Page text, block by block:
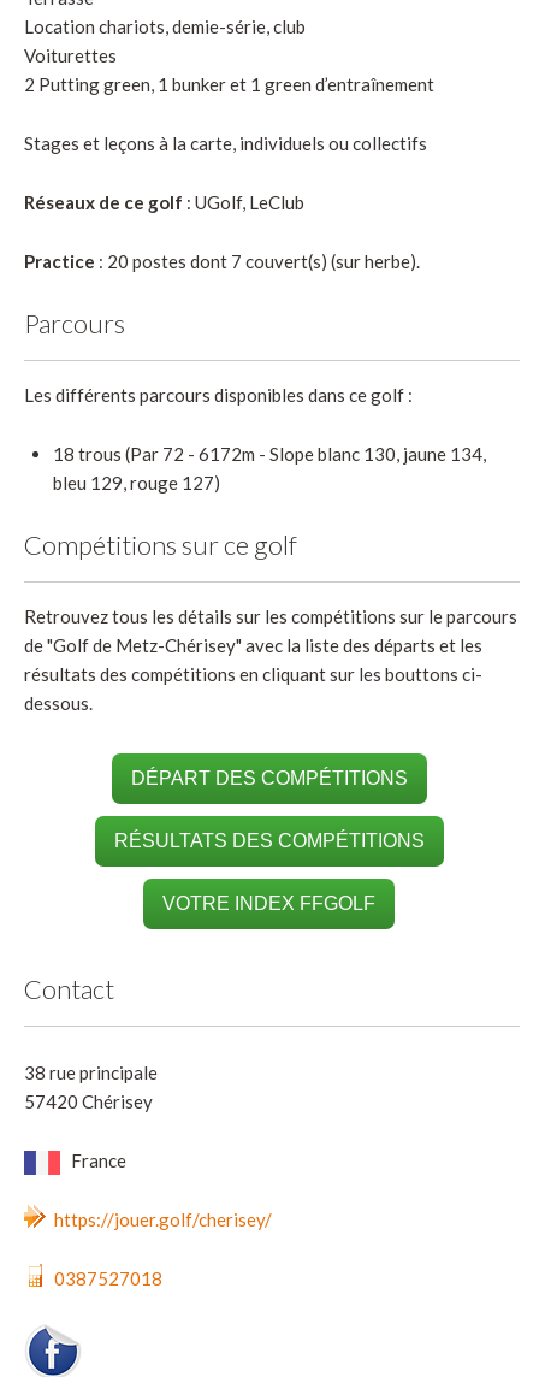
Location chariots, demie-série, club
Voiturettes
2 Putting green, 1 bunker et 1 green d’entraînement
Stages et leçons à la carte, individuels ou collectifs
Réseaux de ce golf : UGolf, LeClub
Practice : 20 postes dont 7 couvert(s) (sur herbe).
Parcours
Les différents parcours disponibles dans ce golf :
18 trous (Par 72 - 6172m - Slope blanc 130, jaune 134,
bleu 129, rouge 127)
Compétitions sur ce golf
Retrouvez tous les détails sur les compétitions sur le parcours
de "Golf de Metz-Chérisey" avec la liste des départs et les
résultats des compétitions en cliquant sur les bouttons ci-
dessous.
DÉPART DES COMPÉTITIONS
RÉSULTATS DES COMPÉTITIONS
VOTRE INDEX FFGOLF
Contact
38 rue principale
57420 Chérisey
France
https://jouer.golf/cherisey/
0387527018